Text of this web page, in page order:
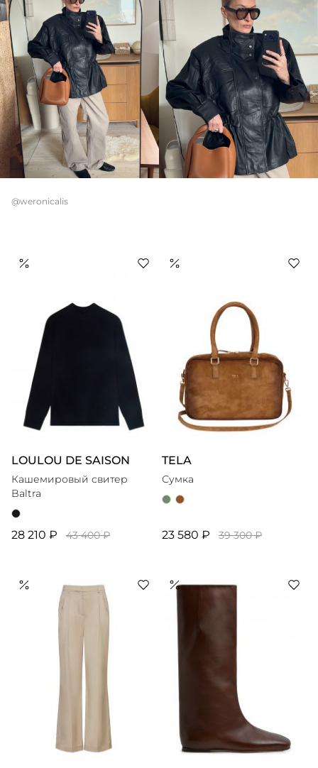
@weronicalis
LOULOU DE SAISON
Кашемировый свитер
Baltra
28 210 ₽ 43 400 ₽
TELA
Сумка
23 580 ₽ 39 300 ₽